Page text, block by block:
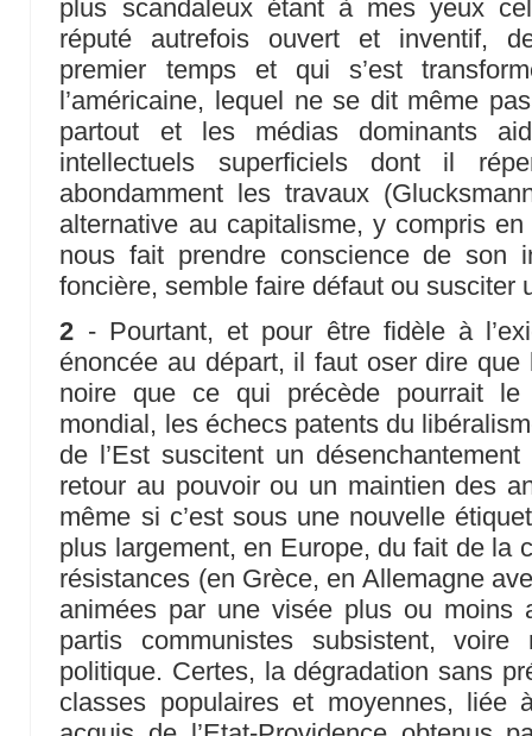
plus scandaleux étant à mes yeux
réputé autrefois ouvert et inventif,
premier temps et qui s’est
l’américaine, lequel ne se dit même
partout et les médias dominants
intellectuels superficiels dont il
abondamment les travaux
alternative au capitalisme, y compris
nous fait prendre conscience de son
foncière, semble faire défaut ou susciter
2 - Pourtant, et pour être fidèle à
énoncée au départ, il faut oser dire que
noire que ce qui précède pourrait le
mondial, les échecs patents du
de l’Est suscitent un
retour au pouvoir ou un maintien des
même si c’est sous une nouvelle
plus largement, en Europe, du fait de la
résistances (en Grèce, en Allemagne
animées par une visée plus ou moins
partis communistes subsistent,
politique. Certes, la dégradation sans
classes populaires et moyennes, liée